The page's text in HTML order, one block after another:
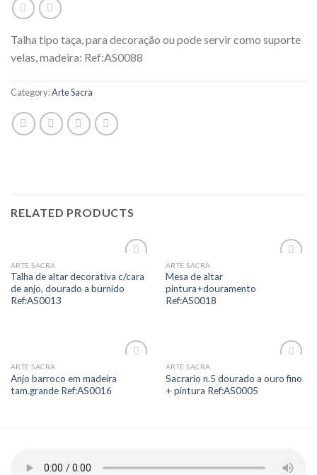
Talha tipo taça, para decoração ou pode servir como suporte
velas, madeira: Ref:AS0088
Category:Arte Sacra
RELATED PRODUCTS
Add to
Wishlist
ARTE SACRA
Talha de altar decorativa c/cara
de anjo, dourado a burnido
Ref:AS0013
ARTE SACRA
Mesa de altar
pintura+douramento
Ref:AS0018
Wishlist
ARTE SACRA
Anjo barroco em madeira
tam.grande Ref:AS0016
Wishlist
ARTE SACRA
Sacrario n.5 dourado a ouro fino
+ pintura Ref:AS0005